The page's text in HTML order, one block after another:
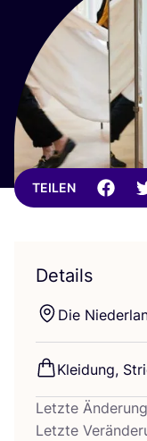
TEILEN
Details
Die
Klei­dung,
Letzte
Letzte